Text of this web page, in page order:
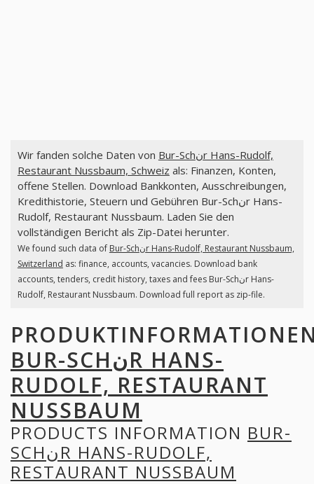
Wir fanden solche Daten von Bur-Schنr Hans-Rudolf,
Restaurant Nussbaum, Schweiz als: Finanzen, Konten,
offene Stellen. Download Bankkonten, Ausschreibungen,
Kredithistorie, Steuern und Gebühren Bur-Schنr Hans-
Rudolf, Restaurant Nussbaum. Laden Sie den
vollständigen Bericht als Zip-Datei herunter.
We found such data of Bur-Schنr Hans-Rudolf, Restaurant Nussbaum,
Switzerland as: finance, accounts, vacancies. Download bank
accounts, tenders, credit history, taxes and fees Bur-Schنr Hans-
Rudolf, Restaurant Nussbaum. Download full report as zip-file.
BUR-SCHنR HANS-
RUDOLF, RESTAURANT
NUSSBAUM
PRODUCTS INFORMATION BUR-
SCHنR HANS-RUDOLF,
RESTAURANT NUSSBAUM